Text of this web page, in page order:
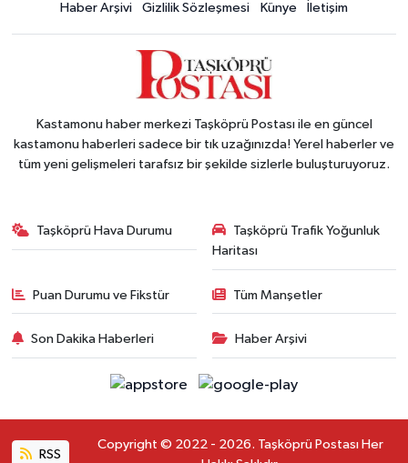
Haber Arşivi Gizlilik Sözleşmesi Künye İletişim
Kastamonu haber merkezi Taşköprü Postası ile en güncel
kastamonu haberleri sadece bir tık uzağınızda! Yerel haberler ve
tüm yeni gelişmeleri tarafsız bir şekilde sizlerle buluşturuyoruz.
Taşköprü Hava Durumu
Taşköprü Trafik Yoğunluk
Haritası
Puan Durumu ve Fikstür Tüm Manşetler
Son Dakika Haberleri Haber Arşivi
RSS
Copyright © 2022 - 2026. Taşköprü Postası Her